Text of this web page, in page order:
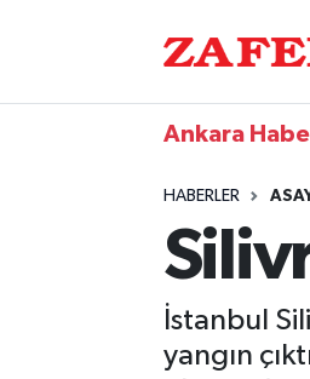
Ankara
HABERLER
İstanbul
yangın